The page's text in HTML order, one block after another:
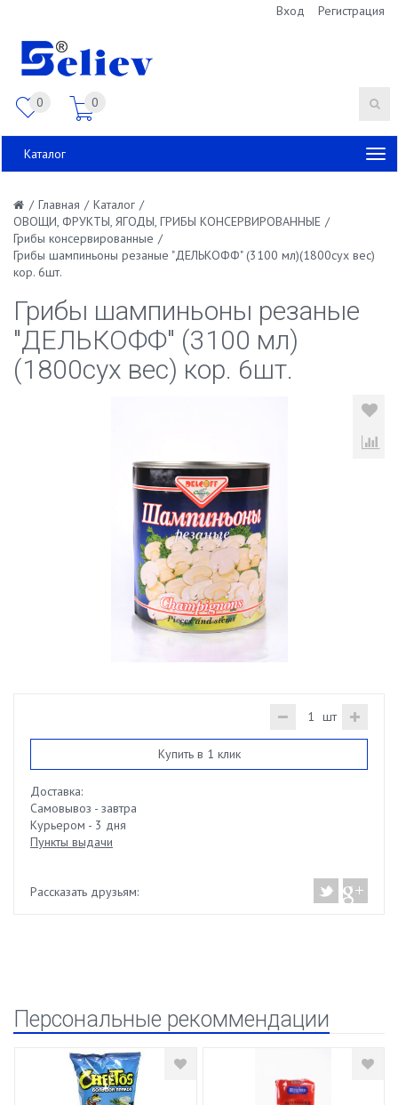
Вход Регистрация
0 0
Каталог
/ Главная / Каталог /
ОВОЩИ, ФРУКТЫ, ЯГОДЫ, ГРИБЫ КОНСЕРВИРОВАННЫЕ /
Грибы консервированные /
Грибы шампиньоны резаные "ДЕЛЬКОФФ" (3100 мл)(1800сух вес)
кор. 6шт.
Грибы шампиньоны резаные
"ДЕЛЬКОФФ" (3100 мл)
(1800сух вес) кор. 6шт.
шт
Купить в 1 клик
Доставка:
Самовывоз - завтра
Курьером - 3 дня
Пункты выдачи
Рассказать друзьям:
Персональные рекоммендации